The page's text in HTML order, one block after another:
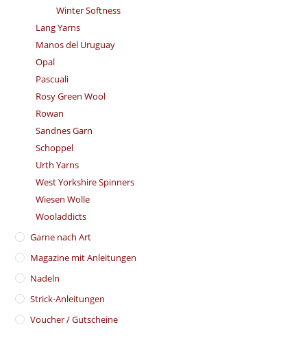
Winter Softness
Lang Yarns
Manos del Uruguay
Opal
Pascuali
Rosy Green Wool
Rowan
Sandnes Garn
Schoppel
Urth Yarns
West Yorkshire Spinners
Wiesen Wolle
Wooladdicts
Garne nach Art
Magazine mit Anleitungen
Nadeln
Strick-Anleitungen
Voucher / Gutscheine